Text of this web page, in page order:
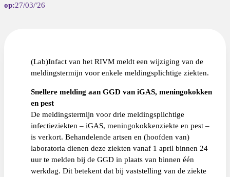
27/03/'26
(Lab)Infact van het RIVM meldt een wijziging van de
meldingstermijn voor enkele meldingsplichtige ziekten.
Snellere melding aan GGD van iGAS, meningokokken
en pest
De meldingstermijn voor drie meldingsplichtige
infectieziekten – iGAS, meningokokkenziekte en pest –
is verkort. Behandelende artsen en (hoofden van)
laboratoria dienen deze ziekten vanaf 1 april binnen 24
uur te melden bij de GGD in plaats van binnen één
werkdag. Dit betekent dat bij vaststelling van de ziekte